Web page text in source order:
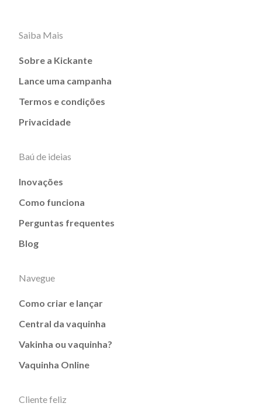
Saiba Mais
Sobre a Kickante
Lance uma campanha
Termos e condições
Privacidade
Baú de ideias
Inovações
Como funciona
Perguntas frequentes
Blog
Navegue
Como criar e lançar
Central da vaquinha
Vakinha ou vaquinha?
Vaquinha Online
Cliente feliz